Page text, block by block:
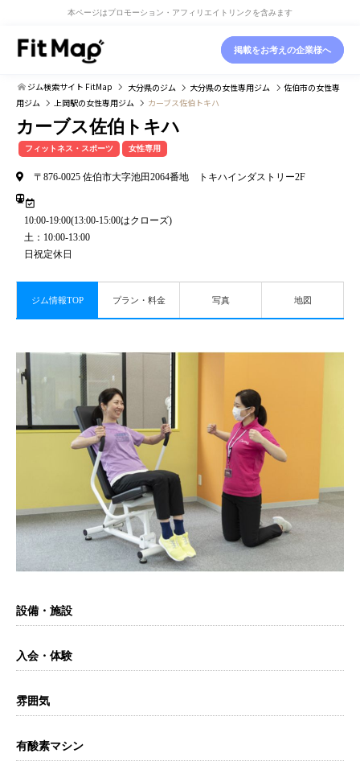
本ページはプロモーション・アフィリエイトリンクを含みます
掲載をお考えの企業様へ
ジム検索サイト FitMap 大分県のジム 大分県の女性専用ジム 佐伯市の女性専
用ジム
上岡駅の女性専用ジム カーブス佐伯トキハ
カーブス佐伯トキハ
フィットネス・スポーツ 女性専用
〒876-0025 佐伯市大字池田2064番地 トキハインダストリー2F
10:00-19:00(13:00-15:00はクローズ)
土：10:00-13:00
日祝定休日
ジム情報TOP プラン・料金 写真 地図
設備・施設
入会・体験
雰囲気
有酸素マシン